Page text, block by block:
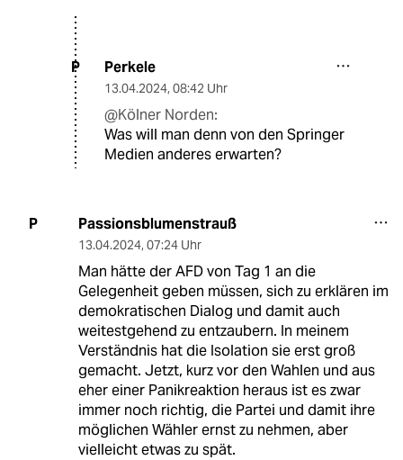
P Perkele
13.04.2024, 08:42 Uhr
@Kölner Norden:
Was will man denn von den Springer
Medien anderes erwarten?
P Passionsblumenstrauß
13.04.2024, 07:24 Uhr
Man hätte der AFD von Tag 1 an die
Gelegenheit geben müssen, sich zu erklären im
demokratischen Dialog und damit auch
weitestgehend zu entzaubern. In meinem
Verständnis hat die Isolation sie erst groß
gemacht. Jetzt, kurz vor den Wahlen und aus
eher einer Panikreaktion heraus ist es zwar
immer noch richtig, die Partei und damit ihre
möglichen Wähler ernst zu nehmen, aber
vielleicht etwas zu spät.